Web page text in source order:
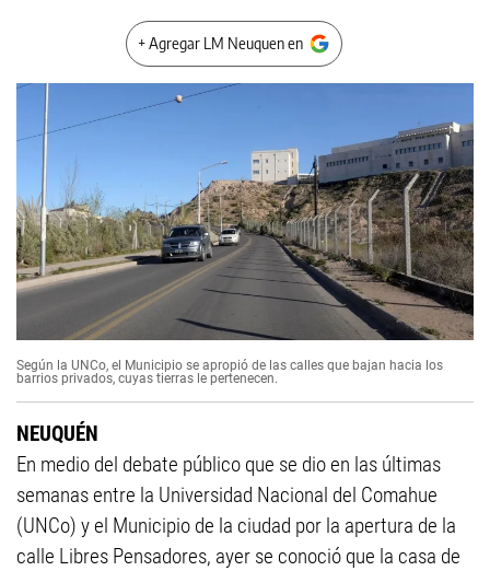
+ Agregar LM Neuquen en
Según la UNCo, el Municipio se apropió de las calles que bajan hacia los
barrios privados, cuyas tierras le pertenecen.
NEUQUÉN
En medio del debate público que se dio en las últimas
semanas entre la Universidad Nacional del Comahue
(UNCo) y el Municipio de la ciudad por la apertura de la
calle Libres Pensadores, ayer se conoció que la casa de